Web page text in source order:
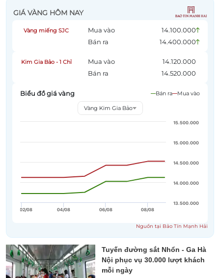
Tuyến đường sắt Nhổn - Ga Hà
Nội phục vụ 30.000 lượt khách
mỗi ngày